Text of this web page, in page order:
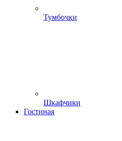
Тумбочки
Шкафчики
Гостиная